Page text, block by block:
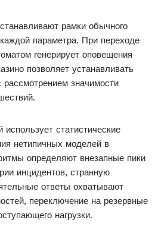
рамки обычного
параметра. При переходе
генерирует оповещения
позволяет устанавливать
значимости
статистические
нетипичных моделей в
определяют внезапные пики
инцидентов, странную
ответы охватывают
переключение на резервные
нагрузки.